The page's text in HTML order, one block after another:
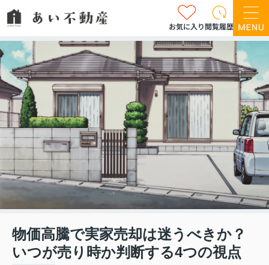
お気に入り閲覧履歴
物価高騰で実家売却は迷うべきか？
いつが売り時か判断する4つの視点